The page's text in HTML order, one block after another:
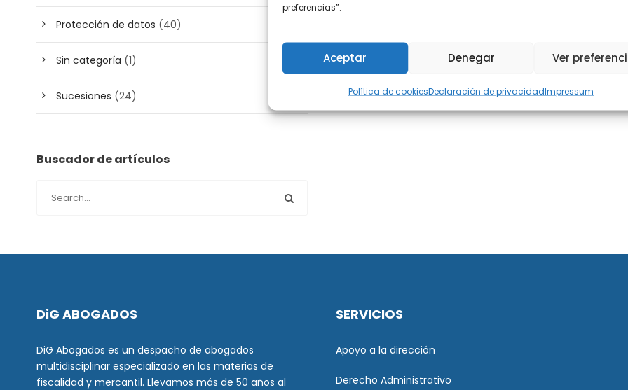
preferencias”.
Aceptar Denegar Ver
Política de cookiesDeclaración de privacidadImpressum
Protección de datos (40)
Sin categoría (1)
Sucesiones (24)
Buscador de artículos
DiG ABOGADOS
DiG Abogados es un despacho de abogados
multidisciplinar especializado en las materias de
fiscalidad y mercantil. Llevamos más de 50 años al
SERVICIOS
Apoyo a la dirección
Derecho Administrativo